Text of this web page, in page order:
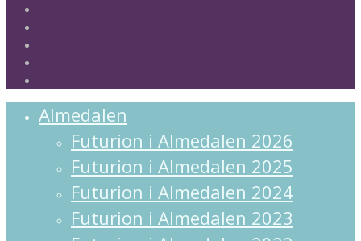
Almedalen
Futurion i Almedalen 2026
Futurion i Almedalen 2025
Futurion i Almedalen 2024
Futurion i Almedalen 2023